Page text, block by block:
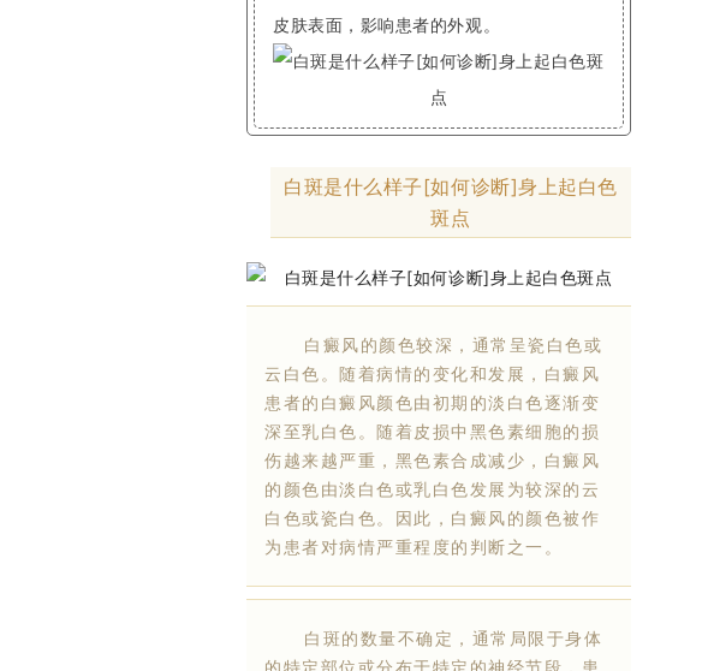
皮肤表面，影响患者的外观。
白斑是什么样子[如何诊断]身上起白色
斑点
白癜风的颜色较深，通常呈瓷白色或
云白色。随着病情的变化和发展，白癜风
患者的白癜风颜色由初期的淡白色逐渐变
深至乳白色。随着皮损中黑色素细胞的损
伤越来越严重，黑色素合成减少，白癜风
的颜色由淡白色或乳白色发展为较深的云
白色或瓷白色。因此，白癜风的颜色被作
为患者对病情严重程度的判断之一。
白斑的数量不确定，通常局限于身体
的特定部位或分布于特定的神经节段，患